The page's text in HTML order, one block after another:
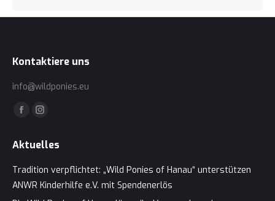
Kontaktiere uns
info@wildponies.eu
Finden Sie uns auf:
Facebook
opens
new
Instagram
opens
new
Aktuelles
Tradition verpflichtet: „Wild Ponies of Hanau“ unterstützen
ANWR Kinderhilfe e.V. mit Spendenerlös